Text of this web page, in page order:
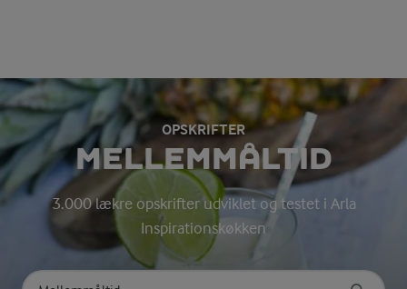
OPSKRIFTER
MELLEMMÅLTID
3.000 lækre opskrifter udviklet og testet i Arla
Inspirationskøkken